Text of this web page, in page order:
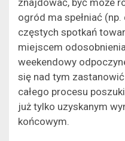
ogród ma spełniać
częstych spotkań
miejscem
weekendowy
się nad tym
całego procesu
już tylko uzyskanym
końcowym.